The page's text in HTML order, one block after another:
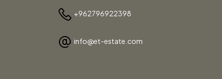
+962796922398
info@et-estate.com